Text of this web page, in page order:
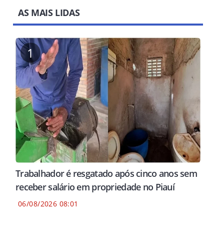
AS MAIS LIDAS
1
Trabalhador é resgatado após cinco anos sem
receber salário em propriedade no Piauí
06/08/2026 08:01